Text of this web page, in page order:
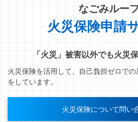
なごみルー
火災保険申請
「火災」被害以外でも火災
火災保険を活用して、自己負担ゼロで
をしています。
火災保険について問い